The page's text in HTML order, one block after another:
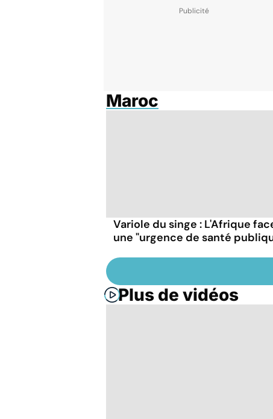
Maroc
Variole du singe : L'Afrique
une "urgence de santé
Plus de vidéos